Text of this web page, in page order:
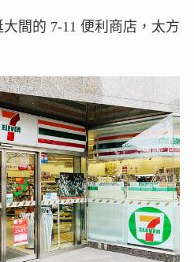
間的 7-11 便利商店，太方